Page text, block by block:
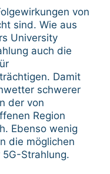
von
sind. Wie aus
University
auch die
Damit
schwerer
der von
Region
Ebenso wenig
die möglichen
Strahlung.